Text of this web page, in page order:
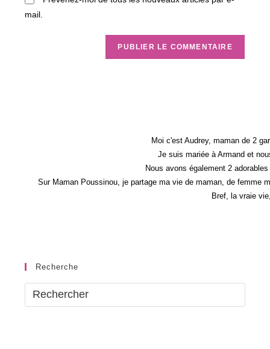
mail.
Moi c'est Audrey, maman de 2
Je suis mariée à Armand et
Nous avons également 2
Sur Maman Poussinou, je partage ma vie de maman, de femme
Bref, la vraie
Recherche